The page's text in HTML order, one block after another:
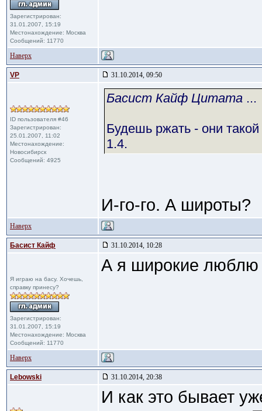
Зарегистрирован:
31.01.2007, 15:19
Местонахождение: Москва
Сообщений: 11770
Наверх
VP 31.10.2014, 09:50
ID пользователя #46
Зарегистрирован:
25.01.2007, 11:02
Местонахождение:
Новосибирск
Сообщений: 4925
Басист Кайф Цитата ...
Будешь ржать - они
1.4.
И-го-го. А широты?
Наверх
Басист Кайф 31.10.2014, 10:28
Я играю на басу. Хочешь,
справку принесу?
Зарегистрирован:
31.01.2007, 15:19
Местонахождение: Москва
Сообщений: 11770
А я широкие
Наверх
Lebowski 31.10.2014, 20:38
И как это бывает